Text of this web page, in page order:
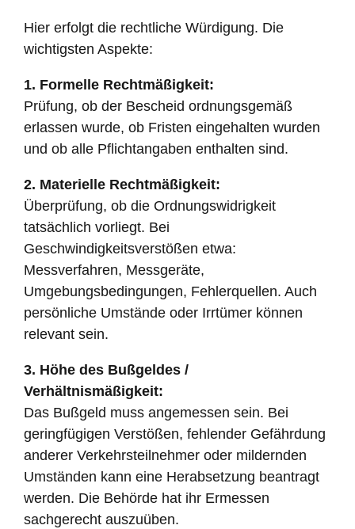
Hier erfolgt die rechtliche Würdigung. Die
wichtigsten Aspekte:
1. Formelle Rechtmäßigkeit:
Prüfung, ob der Bescheid ordnungsgemäß
erlassen wurde, ob Fristen eingehalten wurden
und ob alle Pflichtangaben enthalten sind.
2. Materielle Rechtmäßigkeit:
Überprüfung, ob die Ordnungswidrigkeit
tatsächlich vorliegt. Bei
Geschwindigkeitsverstößen etwa:
Messverfahren, Messgeräte,
Umgebungsbedingungen, Fehlerquellen. Auch
persönliche Umstände oder Irrtümer können
relevant sein.
3. Höhe des Bußgeldes /
Verhältnismäßigkeit:
Das Bußgeld muss angemessen sein. Bei
geringfügigen Verstößen, fehlender Gefährdung
anderer Verkehrsteilnehmer oder mildernden
Umständen kann eine Herabsetzung beantragt
werden. Die Behörde hat ihr Ermessen
sachgerecht auszuüben.